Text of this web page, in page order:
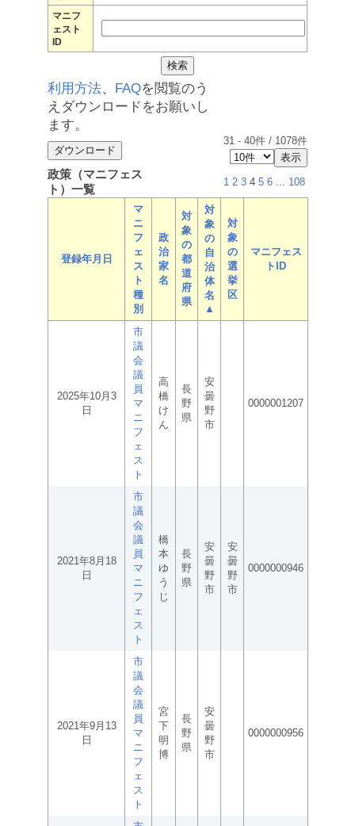
マニフ
ェスト
ID
利用方法、 FAQを閲覧のう
えダウンロードをお願いし
ます。
31 - 40件 / 1078件
政策（マニフェス
ト）一覧
1 2 3 4 5 6 ... 108
登録年月日
マ
ニ
フ
ェ
ス
ト
種
別
政
治
家
名
対
象
の
都
道
府
県
対
象
の
自
治
体
名
▲
対
象
の
選
挙
区
マニフェス
トID
2025年10月3
日
市
議
会
議
員
マ
ニ
フ
ェ
ス
ト
高
橋
け
ん
長
野
県
安
曇
野
市
0000001207
2021年8月18
日
市
議
会
議
員
マ
ニ
フ
ェ
ス
ト
橋
本
ゆ
う
じ
長
野
県
安
曇
野
市
安
曇
野
市
0000000946
2021年9月13
日
市
議
会
議
員
マ
ニ
フ
ェ
ス
ト
宮
下
明
博
長
野
県
安
曇
野
市
0000000956